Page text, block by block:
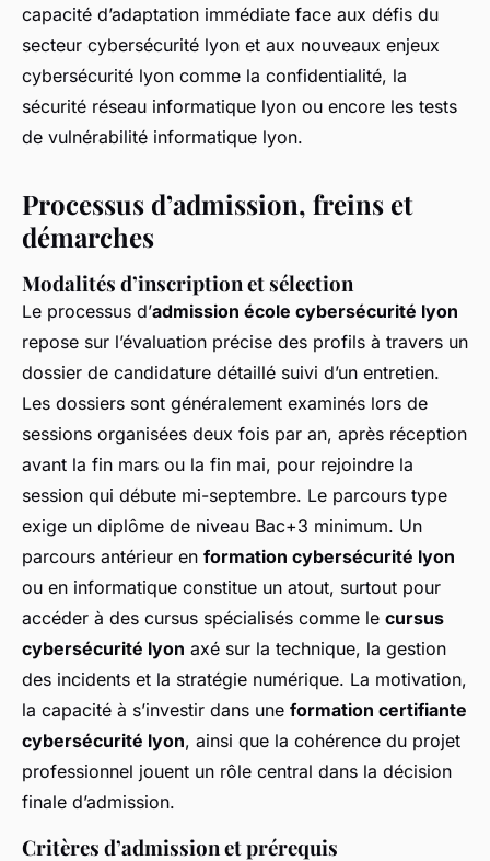
capacité d’adaptation immédiate face aux défis du
secteur cybersécurité lyon et aux nouveaux enjeux
cybersécurité lyon comme la confidentialité, la
sécurité réseau informatique lyon ou encore les tests
de vulnérabilité informatique lyon.
Processus d’admission, freins et
démarches
Modalités d’inscription et sélection
Le processus d’admission école cybersécurité lyon
repose sur l’évaluation précise des profils à travers un
dossier de candidature détaillé suivi d’un entretien.
Les dossiers sont généralement examinés lors de
sessions organisées deux fois par an, après réception
avant la fin mars ou la fin mai, pour rejoindre la
session qui débute mi-septembre. Le parcours type
exige un diplôme de niveau Bac+3 minimum. Un
parcours antérieur en formation cybersécurité lyon
ou en informatique constitue un atout, surtout pour
accéder à des cursus spécialisés comme le cursus
cybersécurité lyon axé sur la technique, la gestion
des incidents et la stratégie numérique. La motivation,
la capacité à s’investir dans une formation certifiante
cybersécurité lyon, ainsi que la cohérence du projet
professionnel jouent un rôle central dans la décision
finale d’admission.
Critères d’admission et prérequis